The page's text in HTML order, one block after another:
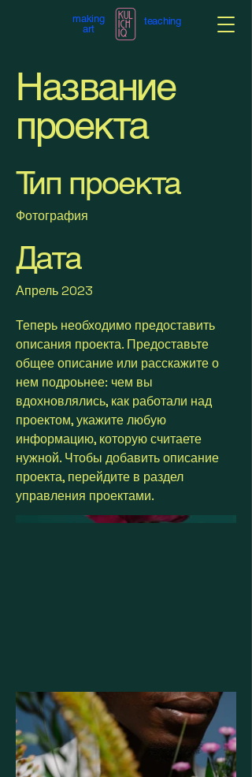
making
art
teaching
Название
проекта
Тип проекта
Фотография
Дата
Апрель 2023
Теперь необходимо предоставить
описания проекта. Предоставьте
общее описание или расскажите о
нем подроьнее: чем вы
вдохновлялись, как работали над
проектом, укажите любую
информацию, которую считаете
нужной. Чтобы добавить описание
проекта, перейдите в раздел
управления проектами.